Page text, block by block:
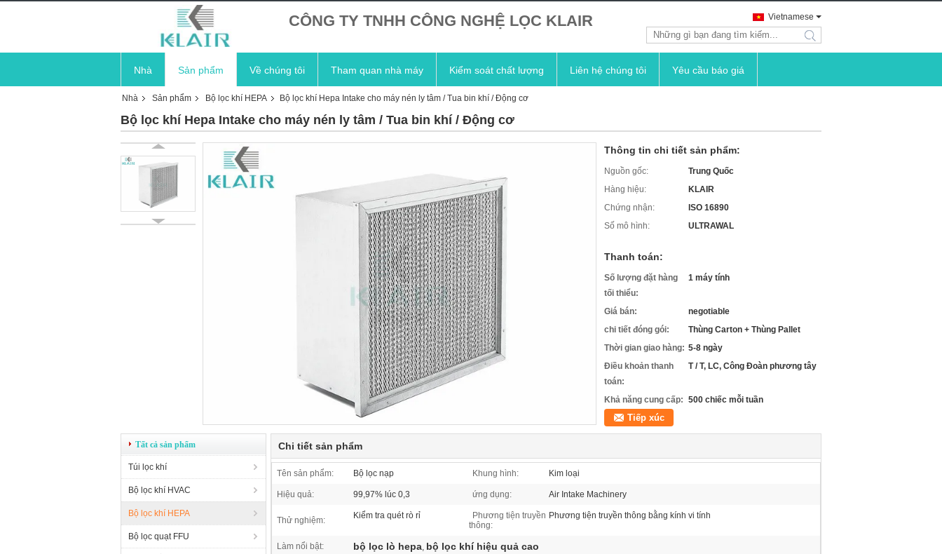
CÔNG TY TNHH CÔNG NGHỆ LỌC KLAIR Vietnamese
search
Nhà Sản phẩm Về chúng tôi Tham quan nhà máy Kiểm soát chất lượng Liên hệ chúng tôi Yêu cầu báo giá
Nhà Sản phẩm Bộ lọc khí HEPA Bộ lọc khí Hepa Intake cho máy nén ly tâm / Tua bin khí / Động cơ
Bộ lọc khí Hepa Intake cho máy nén ly tâm / Tua bin khí / Động cơ
Thông tin chi tiết sản phẩm:
Nguồn gốc:
Trung Quốc
Hàng hiệu:
KLAIR
Chứng nhận:
ISO 16890
Số mô hình:
ULTRAWAL
Thanh toán:
Số lượng đặt hàng
tối thiểu:
1 máy tính
Giá bán:
negotiable
chi tiết đóng gói:
Thùng Carton + Thùng Pallet
Thời gian giao hàng: 5-8 ngày
Điều khoản thanh
toán:
T / T, LC, Công Đoàn phương tây
Khả năng cung cấp: 500 chiếc mỗi tuần
Tiếp xúc
Tất cả sản phẩm
Túi lọc khí
Bộ lọc khí HVAC
Bộ lọc khí HEPA
Bộ lọc quạt FFU
Chi tiết sản phẩm
Tên sản phẩm: Bộ lọc nạp Khung hình: Kim loại
Hiệu quả: 99,97% lúc 0,3 ứng dụng: Air Intake Machinery
Thử nghiệm: Kiểm tra quét rò rỉ
Phương tiện truyền
thông:
Phương tiện truyền thông bằng kính vi tính
Làm nổi bật: bộ lọc lò hepa, bộ lọc khí hiệu quả cao